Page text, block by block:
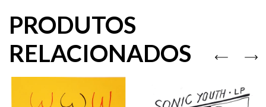
PRODUTOS
RELACIONADOS